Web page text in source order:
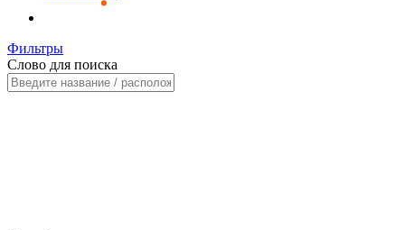
Фильтры
Слово для поиска